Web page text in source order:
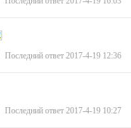
Последний ответ 2017-4-19 12:36
Последний ответ 2017-4-19 10:27